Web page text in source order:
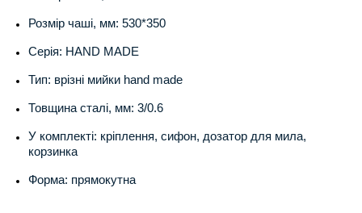
Розмір чаші, мм: 530*350
Серія: HAND MADE
Тип: врізні мийки hand made
Товщина сталі, мм: 3/0.6
У комплекті: кріплення, сифон, дозатор для мила,
корзинка
Форма: прямокутна